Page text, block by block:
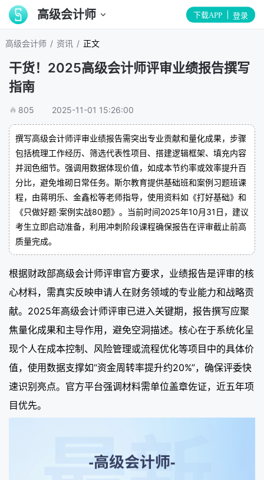
高级会计师 下载APP 登录
高级会计师 / 资讯 / 正文
干货！2025高级会计师评审业绩报告撰写
指南
805 2025-11-01 15:26:00
撰写高级会计师评审业绩报告需突出专业贡献和量化成果，步骤
包括梳理工作经历、筛选代表性项目、搭建逻辑框架、填充内容
并润色细节。强调用数据体现价值，如成本节约率或效率提升百
分比，避免堆砌日常任务。斯尔教育提供基础班和案例习题班课
程，由蒋明乐、金鑫松等老师指导，使用资料如《打好基础》和
《只做好题·案例实战80题》。当前时间2025年10月31日，建议
考生立即启动准备，利用冲刺阶段课程确保报告在评审截止前高
质量完成。
根据财政部高级会计师评审官方要求，业绩报告是评审的核
心材料，需真实反映申请人在财务领域的专业能力和战略贡
献。2025年高级会计师评审已进入关键期，报告撰写应聚
焦量化成果和主导作用，避免空洞描述。核心在于系统化呈
现个人在成本控制、风险管理或流程优化等项目中的具体价
值，使用数据支撑如“资金周转率提升约20%”，确保评委快
速识别亮点。官方平台强调材料需单位盖章佐证，近五年项
目优先。